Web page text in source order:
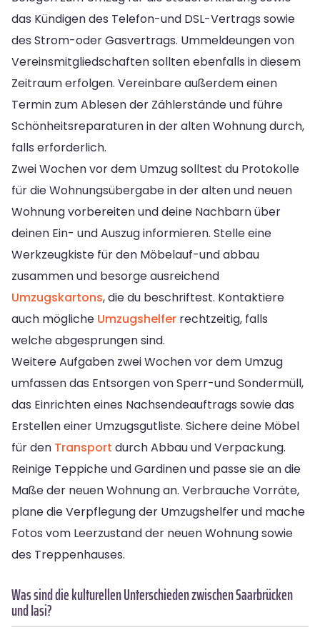
das Kündigen des Telefon-und DSL-Vertrags sowie
des Strom-oder Gasvertrags. Ummeldeungen von
Vereinsmitgliedschaften sollten ebenfalls in diesem
Zeitraum erfolgen. Vereinbare außerdem einen
Termin zum Ablesen der Zählerstände und führe
Schönheitsreparaturen in der alten Wohnung durch,
falls erforderlich.
Zwei Wochen vor dem Umzug solltest du Protokolle
für die Wohnungsübergabe in der alten und neuen
Wohnung vorbereiten und deine Nachbarn über
deinen Ein- und Auszug informieren. Stelle eine
Werkzeugkiste für den Möbelauf-und abbau
zusammen und besorge ausreichend
Umzugskartons, die du beschriftest. Kontaktiere
auch mögliche Umzugshelfer rechtzeitig, falls
welche abgesprungen sind.
Weitere Aufgaben zwei Wochen vor dem Umzug
umfassen das Entsorgen von Sperr-und Sondermüll,
das Einrichten eines Nachsendeauftrags sowie das
Erstellen einer Umzugsgutliste. Sichere deine Möbel
für den Transport durch Abbau und Verpackung.
Reinige Teppiche und Gardinen und passe sie an die
Maße der neuen Wohnung an. Verbrauche Vorräte,
plane die Verpflegung der Umzugshelfer und mache
Fotos vom Leerzustand der neuen Wohnung sowie
des Treppenhauses.
Was sind die kulturellen Unterschieden zwischen Saarbrücken
und Iasi?